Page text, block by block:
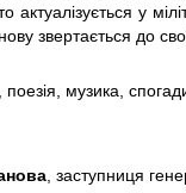
актуалізується у
звертається до
музика,
, заступниця